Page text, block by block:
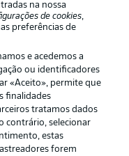
legais
na nossa
de cookies,
preferências de
e acedemos a
ou identificadores
«Aceito», permite que
finalidades
tratamos dados
contrário, selecionar
estas
forem